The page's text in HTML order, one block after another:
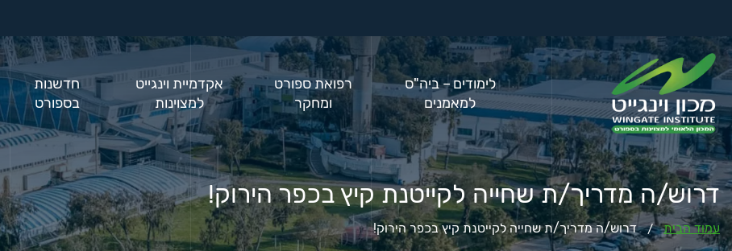
לימודים – ביה"ס
למאמנים
רפואת ספורט
ומחקר
אקדמיית וינגייט
למצוינות
חדשנות
בספורט
דרוש/ה מדריך/ת שחייה לקייטנת קיץ בכפר הירוק!
עמוד הבית / דרוש/ה מדריך/ת שחייה לקייטנת קיץ בכפר הירוק!